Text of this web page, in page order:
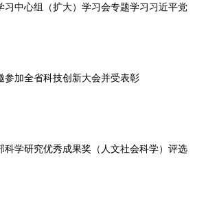
习中心组（扩大）学习会专题学习习近平党
参加全省科技创新大会并受表彰
科学研究优秀成果奖（人文社会科学）评选